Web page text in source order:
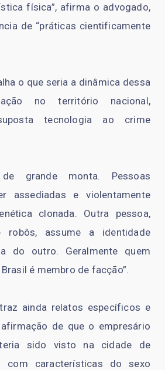
física”, afirma o advogado,
de “práticas cientificamente
o que seria a dinâmica dessa
no território nacional,
tecnologia ao crime
grande monta. Pessoas
assediadas e violentamente
clonada. Outra pessoa,
robôs, assume a identidade
do outro. Geralmente quem
é membro de facção”.
ainda relatos específicos e
de que o empresário
sido visto na cidade de
com características do sexo